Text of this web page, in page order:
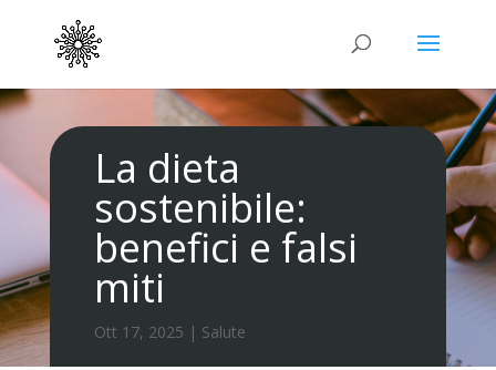
La dieta
sostenibile:
benefici e falsi
miti
Ott 17, 2025 | Salute